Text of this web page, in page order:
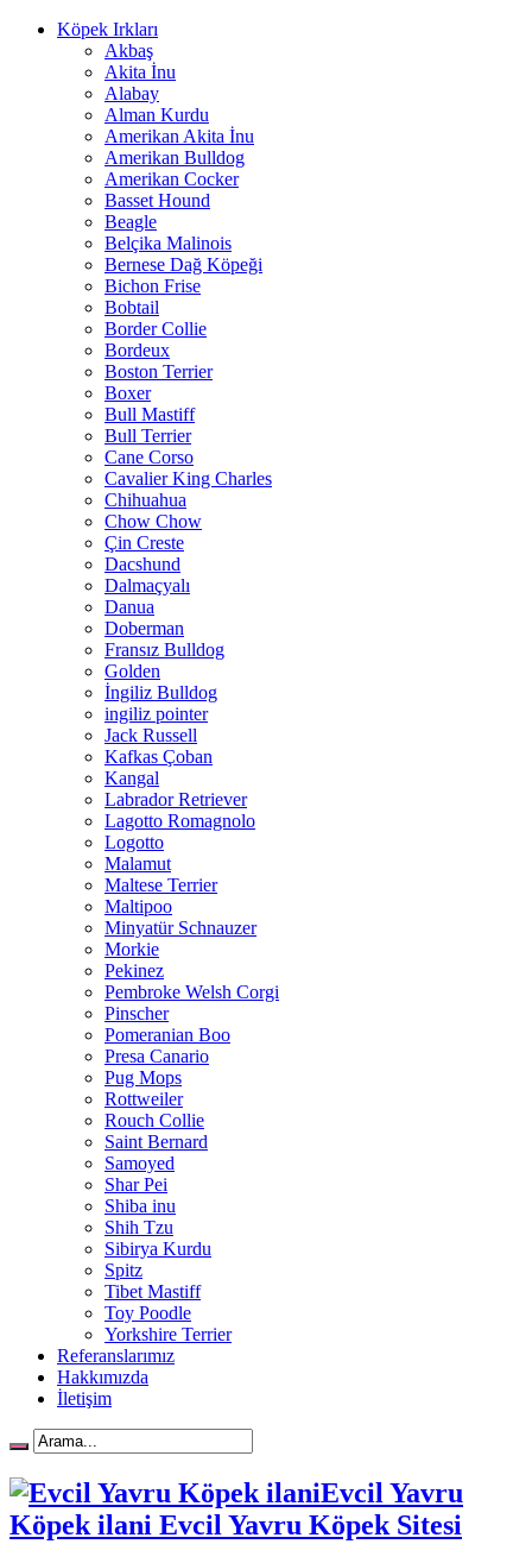
Köpek Irkları
Akbaş
Akita İnu
Alabay
Alman Kurdu
Amerikan Akita İnu
Amerikan Bulldog
Amerikan Cocker
Basset Hound
Beagle
Belçika Malinois
Bernese Dağ Köpeği
Bichon Frise
Bobtail
Border Collie
Bordeux
Boston Terrier
Boxer
Bull Mastiff
Bull Terrier
Cane Corso
Cavalier King Charles
Chihuahua
Chow Chow
Çin Creste
Dacshund
Dalmaçyalı
Danua
Doberman
Fransız Bulldog
Golden
İngiliz Bulldog
ingiliz pointer
Jack Russell
Kafkas Çoban
Kangal
Labrador Retriever
Lagotto Romagnolo
Logotto
Malamut
Maltese Terrier
Maltipoo
Minyatür Schnauzer
Morkie
Pekinez
Pembroke Welsh Corgi
Pinscher
Pomeranian Boo
Presa Canario
Pug Mops
Rottweiler
Rouch Collie
Saint Bernard
Samoyed
Shar Pei
Shiba inu
Shih Tzu
Sibirya Kurdu
Spitz
Tibet Mastiff
Toy Poodle
Yorkshire Terrier
Referanslarımız
Hakkımızda
İletişim
Evcil Yavru
Köpek ilani Evcil Yavru Köpek Sitesi